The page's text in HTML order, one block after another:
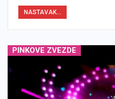
NASTAVAK...
PINKOVE ZVEZDE